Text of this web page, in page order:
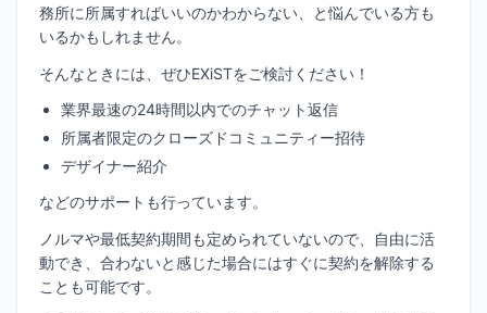
務所に所属すればいいのかわからない、と悩んでいる方も
いるかもしれません。
そんなときには、ぜひEXiSTをご検討ください！
業界最速の24時間以内でのチャット返信
所属者限定のクローズドコミュニティー招待
デザイナー紹介
などのサポートも行っています。
ノルマや最低契約期間も定められていないので、自由に活
動でき、合わないと感じた場合にはすぐに契約を解除する
ことも可能です。